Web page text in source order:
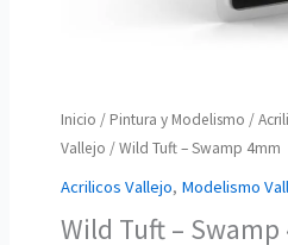
Inicio / Pintura y Modelismo /
Vallejo / Wild Tuft – Swamp 4mm
Acrilicos Vallejo, Modelismo
Wild Tuft – Swamp